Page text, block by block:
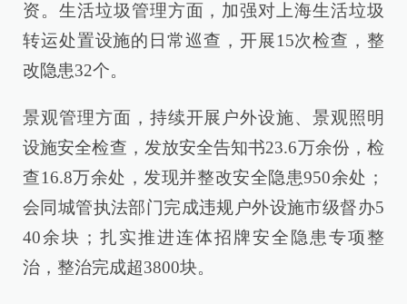
资。生活垃圾管理方面，加强对上海生活垃圾
转运处置设施的日常巡查，开展15次检查，整
改隐患32个。
景观管理方面，持续开展户外设施、景观照明
设施安全检查，发放安全告知书23.6万余份，检
查16.8万余处，发现并整改安全隐患950余处；
会同城管执法部门完成违规户外设施市级督办5
40余块；扎实推进连体招牌安全隐患专项整
治，整治完成超3800块。